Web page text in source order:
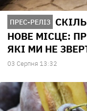
ПРЕС-РЕЛІЗ
НОВЕ МІСЦЕ:
ЯКІ МИ НЕ
03 Серпня 13:32